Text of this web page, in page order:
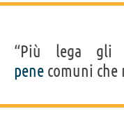
“Più lega gli
pene comuni